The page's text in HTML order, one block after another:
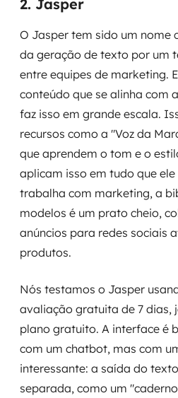
2. Jasper
O Jasper tem sido um nome
da geração de texto por um
entre equipes de marketing.
conteúdo que se alinha com
faz isso em grande escala.
recursos como a "Voz da
que aprendem o tom e o
aplicam isso em tudo que
trabalha com marketing, a
modelos é um prato cheio,
anúncios para redes sociais
produtos.
Nós testamos o Jasper
avaliação gratuita de 7 dias,
plano gratuito. A interface é
com um chatbot, mas com
interessante: a saída do
separada, como um